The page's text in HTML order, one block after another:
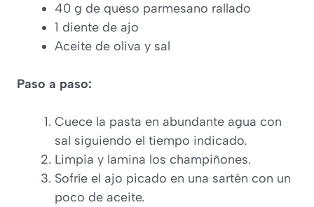
40 g de queso parmesano rallado
1 diente de ajo
Aceite de oliva y sal
Paso a paso:
Cuece la pasta en abundante agua con
sal siguiendo el tiempo indicado.
Limpia y lamina los champiñones.
Sofríe el ajo picado en una sartén con un
poco de aceite.